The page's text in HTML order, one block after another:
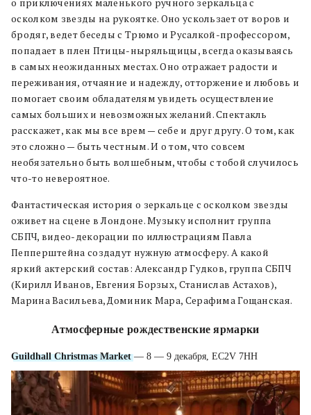
о приключениях маленького ручного зеркальца с
осколком звезды на рукоятке. Оно ускользает от воров и
бродяг, ведет беседы с Трюмо и Русалкой-профессором,
попадает в плен Птицы-ныряльщицы, всегда оказываясь
в самых неожиданных местах. Оно отражает радости и
переживания, отчаяние и надежду, отторжение и любовь и
помогает своим обладателям увидеть осуществление
самых больших и невозможных желаний. Спектакль
расскажет, как мы все врем — себе и друг другу. О том, как
это сложно — быть честным. И о том, что совсем
необязательно быть волшебным, чтобы с тобой случилось
что-то невероятное.
Фантастическая история о зеркальце с осколком звезды
оживет на сцене в Лондоне. Музыку исполнит группа
СБПЧ, видео-декорации по иллюстрациям Павла
Пепперштейна создадут нужную атмосферу. А какой
яркий актерский состав: Александр Гудков, группа СБПЧ
(Кирилл Иванов, Евгения Борзых, Станислав Астахов),
Марина Васильева, Доминик Мара, Серафима Гощанская.
Атмосферные рождественские ярмарки
Guildhall Christmas Market— 8 — 9 декабря, EC2V 7HH